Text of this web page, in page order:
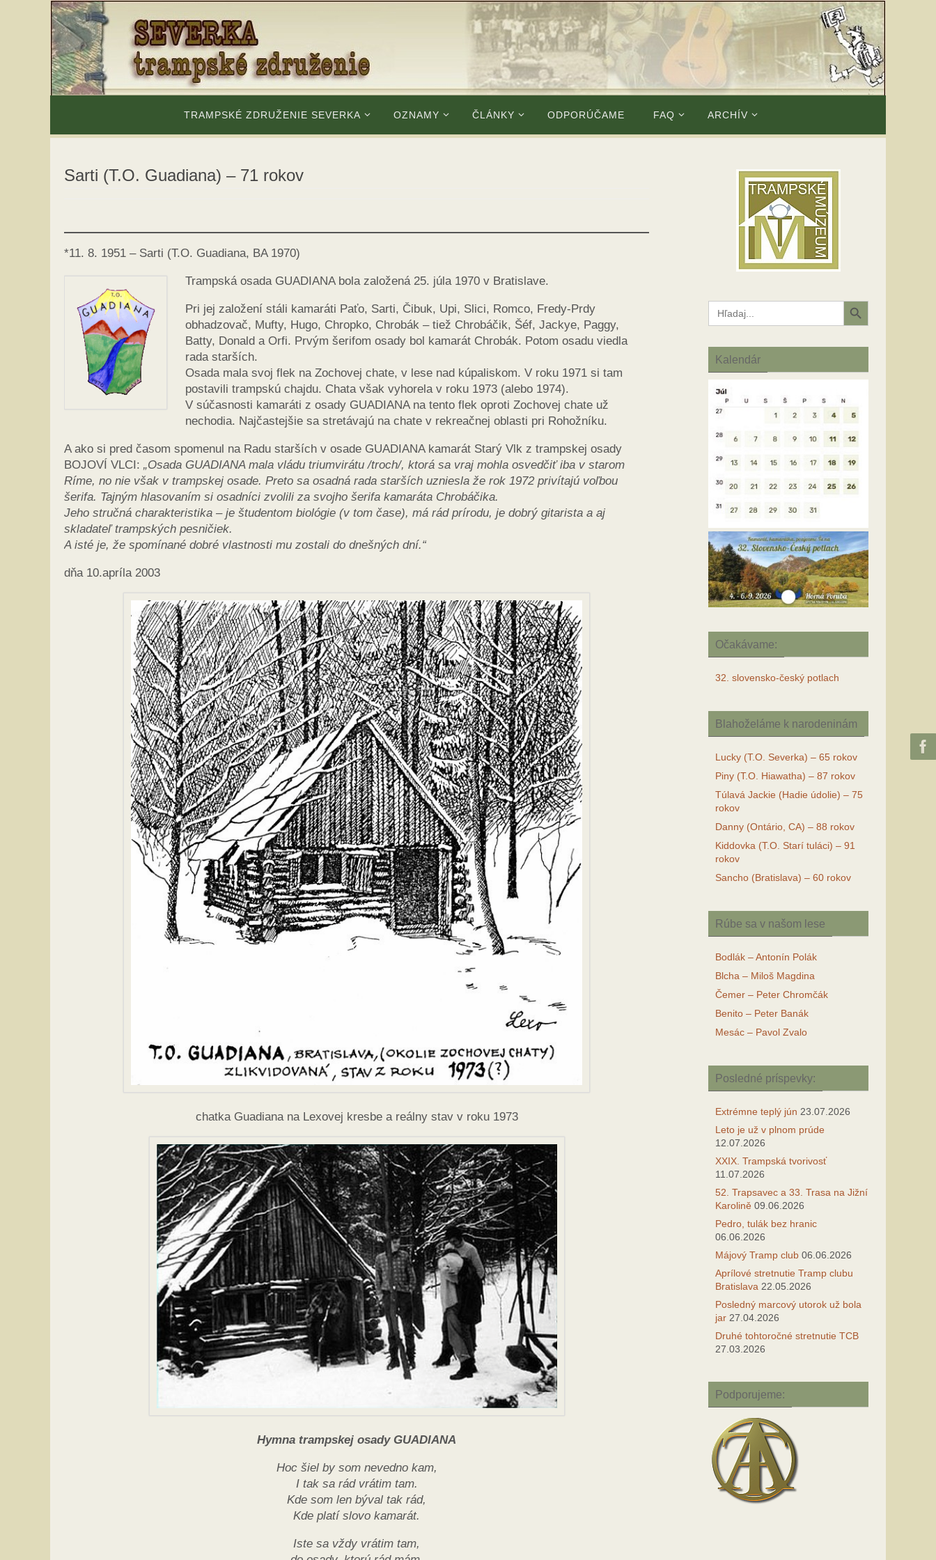
TRAMPSKÉ ZDRUŽENIE SEVERKA OZNAMY ČLÁNKY ODPORÚČAME FAQ ARCHÍV
Sarti (T.O. Guadiana) – 71 rokov
*11. 8. 1951 – Sarti (T.O. Guadiana, BA 1970)
Trampská osada GUADIANA bola založená 25. júla 1970 v Bratislave.
Pri jej založení stáli kamaráti Paťo, Sarti, Čibuk, Upi, Slici, Romco, Fredy-Prdy
obhadzovač, Mufty, Hugo, Chropko, Chrobák – tiež Chrobáčik, Šéf, Jackye, Paggy,
Batty, Donald a Orfi. Prvým šerifom osady bol kamarát Chrobák. Potom osadu viedla
rada starších.
Osada mala svoj flek na Zochovej chate, v lese nad kúpaliskom. V roku 1971 si tam
postavili trampskú chajdu. Chata však vyhorela v roku 1973 (alebo 1974).
V súčasnosti kamaráti z osady GUADIANA na tento flek oproti Zochovej chate už
nechodia. Najčastejšie sa stretávajú na chate v rekreačnej oblasti pri Rohožníku.
A ako si pred časom spomenul na Radu starších v osade GUADIANA kamarát Starý Vlk z trampskej osady
BOJOVÍ VLCI: „Osada GUADIANA mala vládu triumvirátu /troch/, ktorá sa vraj mohla osvedčiť iba v starom
Ríme, no nie však v trampskej osade. Preto sa osadná rada starších uzniesla že rok 1972 privítajú voľbou
šerifa. Tajným hlasovaním si osadníci zvolili za svojho šerifa kamaráta Chrobáčika.
Jeho stručná charakteristika – je študentom biológie (v tom čase), má rád prírodu, je dobrý gitarista a aj
skladateľ trampských pesničiek.
A isté je, že spomínané dobré vlastnosti mu zostali do dnešných dní.“
dňa 10.apríla 2003
chatka Guadiana na Lexovej kresbe a reálny stav v roku 1973
Hymna trampskej osady GUADIANA
Hoc šiel by som nevedno kam,
I tak sa rád vrátim tam.
Kde som len býval tak rád,
Kde platí slovo kamarát.
Iste sa vždy vrátim tam,
Search
for:
Search Button
Kalendár
Očakávame:
32. slovensko-český potlach
Blahoželáme k narodeninám
Lucky (T.O. Severka) – 65 rokov
Piny (T.O. Hiawatha) – 87 rokov
Túlavá Jackie (Hadie údolie) – 75
rokov
Danny (Ontário, CA) – 88 rokov
Kiddovka (T.O. Starí tuláci) – 91
rokov
Sancho (Bratislava) – 60 rokov
Rúbe sa v našom lese
Bodlák – Antonín Polák
Blcha – Miloš Magdina
Čemer – Peter Chromčák
Benito – Peter Banák
Mesác – Pavol Zvalo
Posledné príspevky:
Extrémne teplý jún 23.07.2026
Leto je už v plnom prúde
12.07.2026
XXIX. Trampská tvorivosť
11.07.2026
52. Trapsavec a 33. Trasa na Jižní
Karolině 09.06.2026
Pedro, tulák bez hranic
06.06.2026
Májový Tramp club 06.06.2026
Aprílové stretnutie Tramp clubu
Bratislava 22.05.2026
Posledný marcový utorok už bola
jar 27.04.2026
Druhé tohtoročné stretnutie TCB
27.03.2026
Podporujeme: